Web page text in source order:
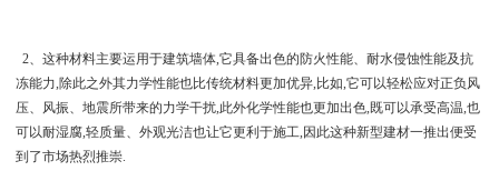
2、这种材料主要运用于建筑墙体,它具备出色的防火性能、耐水侵蚀性能及抗
冻能力,除此之外其力学性能也比传统材料更加优异,比如,它可以轻松应对正负风
压、风振、地震所带来的力学干扰,此外化学性能也更加出色,既可以承受高温,也
可以耐湿腐,轻质量、外观光洁也让它更利于施工,因此这种新型建材一推出便受
到了市场热烈推崇.